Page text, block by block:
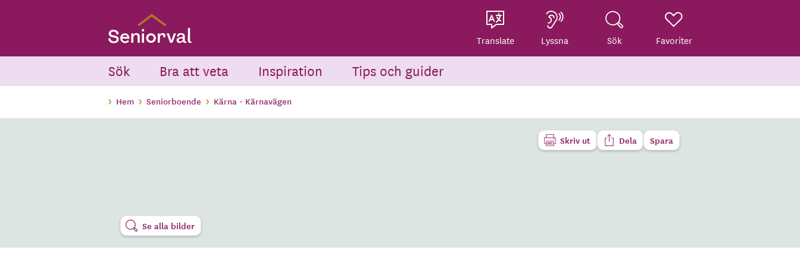
Translate Lyssna Sök Favoriter
Sök Bra att veta Inspiration Tips och guider
Hem Seniorboende Kärna - Kärnavägen
Skriv ut Dela Spara
Se alla bilder